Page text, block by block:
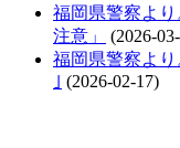
福岡県警察よ
注意」
(2026-
福岡県警察よ
｣ (2026-02-17)